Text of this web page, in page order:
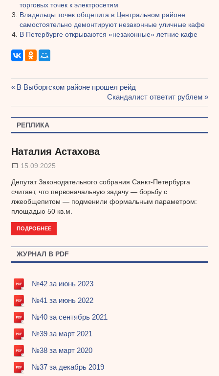
торговых точек к электросетям
Владельцы точек общепита в Центральном районе
самостоятельно демонтируют незаконные уличные кафе
В Петербурге открываются «незаконные» летние кафе
записям
Предыдущая
В Выборгском районе прошел рейд
Следующая
запись:
Скандалист ответит рублем
РЕПЛИКА
Наталия Астахова
15.09.2025
Депутат Законодательного собрания Санкт-Петербурга
считает, что первоначальную задачу — борьбу с
лжеобщепитом — подменили формальным параметром:
площадью 50 кв.м.
ПОДРОБНЕЕ
ЖУРНАЛ В PDF
№42 за июнь 2023
№41 за июнь 2022
№40 за сентябрь 2021
№39 за март 2021
№38 за март 2020
№37 за декабрь 2019